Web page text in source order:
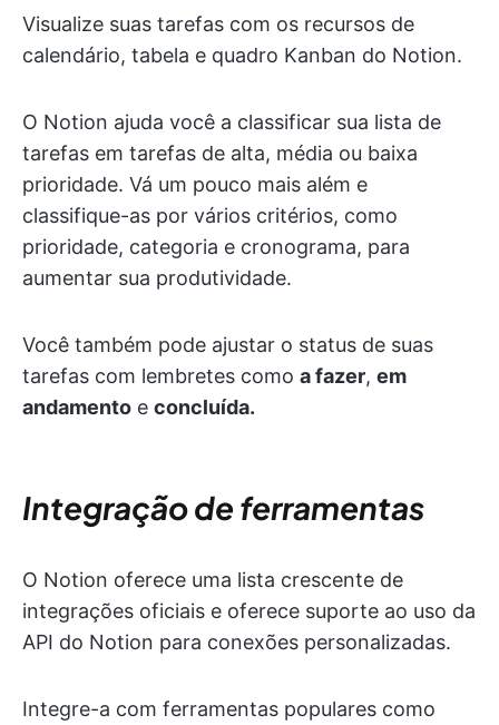
Visualize suas tarefas com os recursos de
calendário, tabela e quadro Kanban do Notion.
O Notion ajuda você a classificar sua lista de
tarefas em tarefas de alta, média ou baixa
prioridade. Vá um pouco mais além e
classifique-as por vários critérios, como
prioridade, categoria e cronograma, para
aumentar sua produtividade.
Você também pode ajustar o status de suas
tarefas com lembretes como a fazer, em
andamento e concluída.
Integração de ferramentas
O Notion oferece uma lista crescente de
integrações oficiais e oferece suporte ao uso da
API do Notion para conexões personalizadas.
Integre-a com ferramentas populares como